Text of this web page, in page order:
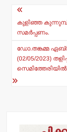
p
p
Post
കുളിഞ്ഞ
സമര്‍പ്പണം.
ഡോ.തങ്കമ്മ
(02/05/2023)
സെമിത്തേരിയില്‍.